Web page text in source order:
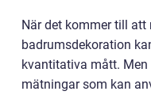
När det kommer till
badrumsdekoration
kvantitativa mått.
mätningar som kan